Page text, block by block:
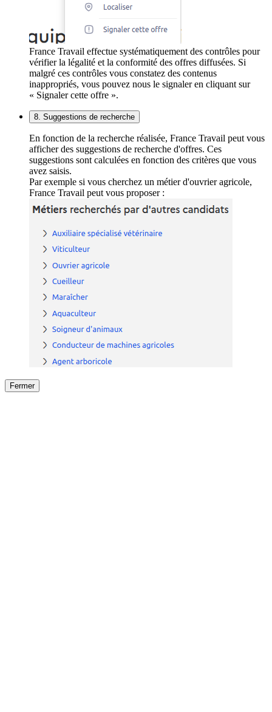
France Travail effectue systématiquement des contrôles pour
vérifier la légalité et la conformité des offres diffusées. Si
malgré ces contrôles vous constatez des contenus
inappropriés, vous pouvez nous le signaler en cliquant sur
« Signaler cette offre ».
8. Suggestions de recherche
En fonction de la recherche réalisée, France Travail peut vous
afficher des suggestions de recherche d'offres. Ces
suggestions sont calculées en fonction des critères que vous
avez saisis.
Par exemple si vous cherchez un métier d'ouvrier agricole,
France Travail peut vous proposer :
Fermer